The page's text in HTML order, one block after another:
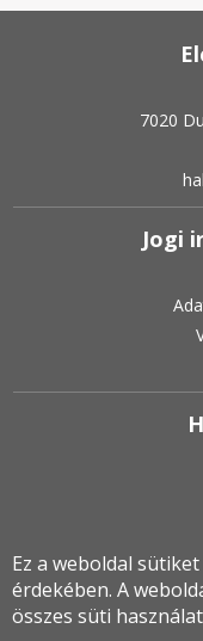
7020
Jogi
2019.•©
Ez a weboldal
érdekében. A
összes süti